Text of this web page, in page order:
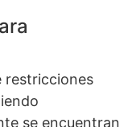
restricciones
se encuentran